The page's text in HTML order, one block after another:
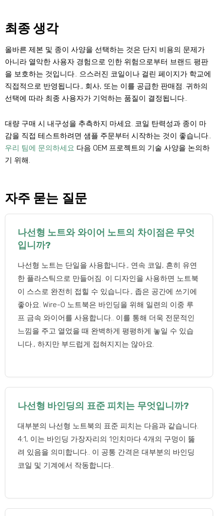
최종 생각
올바른 제본 및 종이 사양을 선택하는 것은 단지 비용의 문제가
아니라 열악한 사용자 경험으로 인한 위험으로부터 브랜드 평판
을 보호하는 것입니다.. 으스러진 코일이나 걸린 페이지가 학교에
직접적으로 반영됩니다., 회사, 또는 이를 공급한 판매점. 귀하의
선택에 따라 최종 사용자가 기억하는 품질이 결정됩니다..
대량 구매 시 내구성을 추측하지 마세요. 코일 탄력성과 종이 마
감을 직접 테스트하려면 샘플 주문부터 시작하는 것이 좋습니다..
우리 팀에 문의하세요 다음 OEM 프로젝트의 기술 사양을 논의하
기 위해.
자주 묻는 질문
나선형 노트와 와이어 노트의 차이점은 무엇
입니까?
나선형 노트는 단일을 사용합니다., 연속 코일, 흔히 유연
한 플라스틱으로 만들어짐. 이 디자인을 사용하면 노트북
이 스스로 완전히 접힐 수 있습니다., 좁은 공간에 쓰기에
좋아요. Wire-O 노트북은 바인딩을 위해 일련의 이중 루
프 금속 와이어를 사용합니다.. 이를 통해 더욱 전문적인
느낌을 주고 열었을 때 완벽하게 평평하게 놓일 수 있습
니다., 하지만 부드럽게 접혀지지는 않아요.
나선형 바인딩의 표준 피치는 무엇입니까?
대부분의 나선형 노트북의 표준 피치는 다음과 같습니다.
4:1, 이는 바인딩 가장자리의 1인치마다 4개의 구멍이 뚫
려 있음을 의미합니다.. 이 공통 간격은 대부분의 바인딩
코일 및 기계에서 작동합니다..